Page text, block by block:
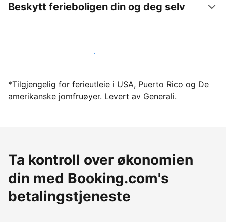
Beskytt ferieboligen din og deg selv
Lei ut ferieboligen din gjennom oss i dag
*Tilgjengelig for ferieutleie i USA, Puerto Rico og De
amerikanske jomfruøyer. Levert av Generali.
Ta kontroll over økonomien
din med Booking.com's
betalingstjeneste